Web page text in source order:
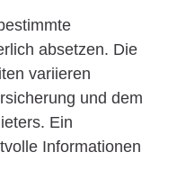
absetzen. Die
variieren
und dem
Ein
Informationen